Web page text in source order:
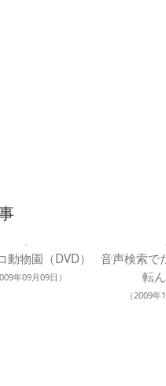
動物園（DVD）
年09月09日）
音声検索で
転
（2009年